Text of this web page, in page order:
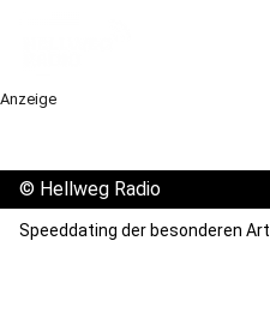
Anzeige
© Hellweg Radio
Speeddating der besonderen Art